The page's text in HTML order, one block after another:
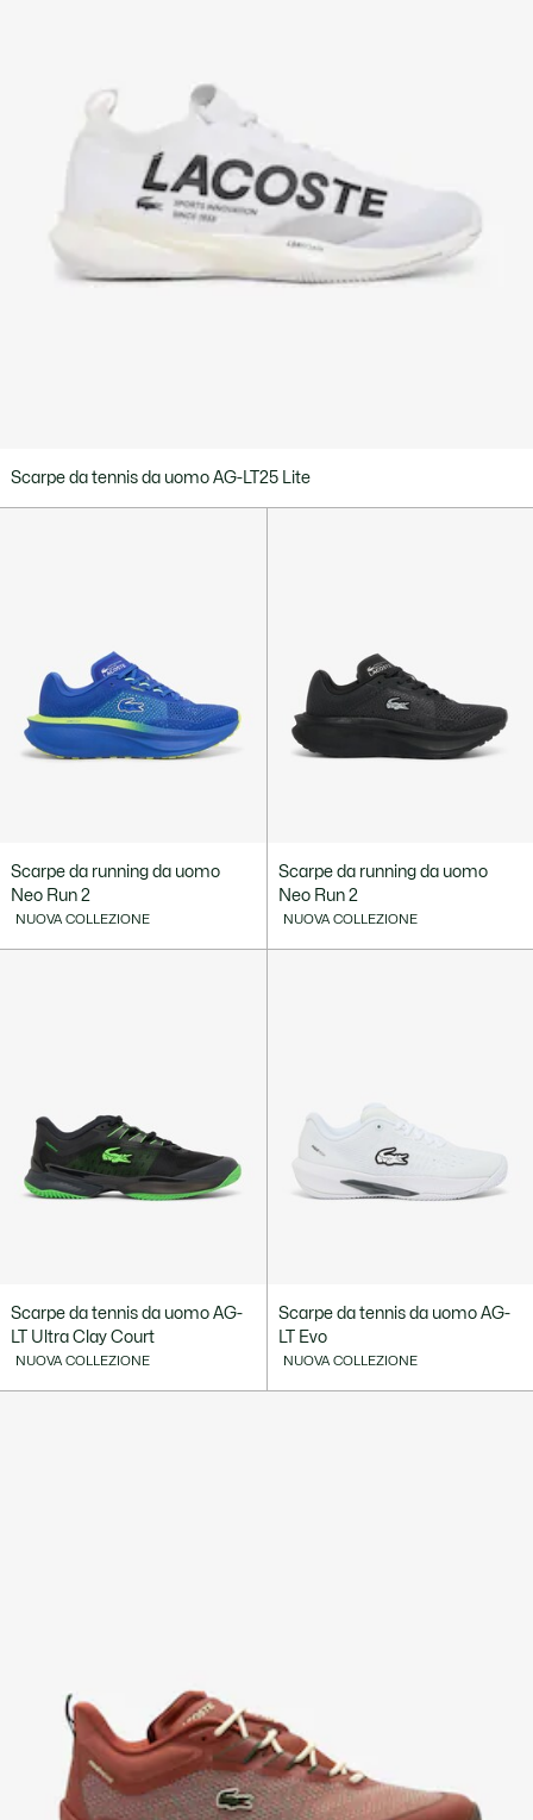
Scarpe da tennis da uomo AG-LT25 Lite
Scarpe da running da uomo
Neo Run 2
NUOVA COLLEZIONE
Scarpe da running da uomo
Neo Run 2
NUOVA COLLEZIONE
Scarpe da tennis da uomo AG-
LT Ultra Clay Court
NUOVA COLLEZIONE
Scarpe da tennis da uomo AG-
LT Evo
NUOVA COLLEZIONE